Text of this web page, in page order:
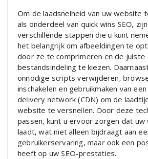
Om de laadsnelheid van uw website
als onderdeel van quick wins SEO,
verschillende stappen die u kunt
het belangrijk om afbeeldingen te
door ze te comprimeren en de juiste
bestandsindeling te kiezen.
onnodige scripts verwijderen,
inschakelen en gebruikmaken van
delivery network (CDN) om de
website te versnellen. Door deze
passen, kunt u ervoor zorgen dat
laadt, wat niet alleen bijdraagt aan
gebruikerservaring, maar ook een
heeft op uw SEO-prestaties.